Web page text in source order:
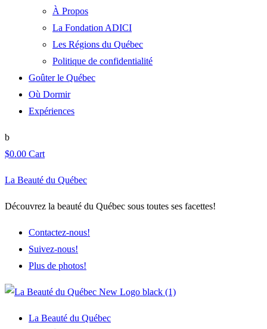
À Propos
La Fondation ADICI
Les Régions du Québec
Politique de confidentialité
Goûter le Québec
Où Dormir
Expériences
$0.00 Cart
La Beauté du Québec
Découvrez la beauté du Québec sous toutes ses facettes!
Contactez-nous!
Suivez-nous!
Plus de photos!
La Beauté du Québec